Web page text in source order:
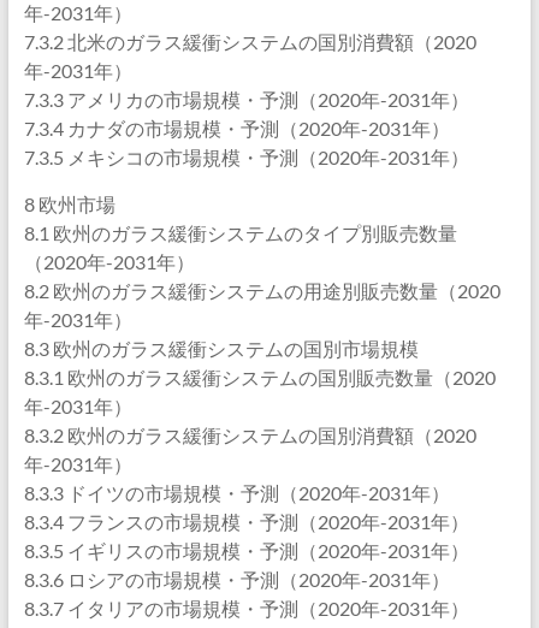
年-2031年）
7.3.2 北米のガラス緩衝システムの国別消費額（2020
年-2031年）
7.3.3 アメリカの市場規模・予測（2020年-2031年）
7.3.4 カナダの市場規模・予測（2020年-2031年）
7.3.5 メキシコの市場規模・予測（2020年-2031年）
8 欧州市場
8.1 欧州のガラス緩衝システムのタイプ別販売数量
（2020年-2031年）
8.2 欧州のガラス緩衝システムの用途別販売数量（2020
年-2031年）
8.3 欧州のガラス緩衝システムの国別市場規模
8.3.1 欧州のガラス緩衝システムの国別販売数量（2020
年-2031年）
8.3.2 欧州のガラス緩衝システムの国別消費額（2020
年-2031年）
8.3.3 ドイツの市場規模・予測（2020年-2031年）
8.3.4 フランスの市場規模・予測（2020年-2031年）
8.3.5 イギリスの市場規模・予測（2020年-2031年）
8.3.6 ロシアの市場規模・予測（2020年-2031年）
8.3.7 イタリアの市場規模・予測（2020年-2031年）